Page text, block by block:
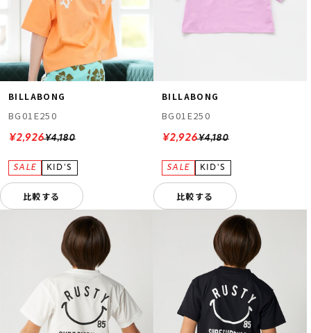
BILLABONG
BG01E250
¥4,180
¥2,926
比較する
BILLABONG
BG01E250
¥4,180
¥2,926
比較する